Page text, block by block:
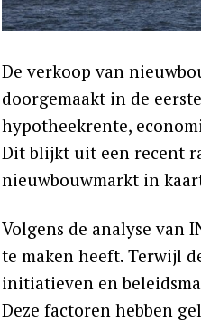
De verkoop van
doorgemaakt in de
hypotheekrente,
Dit blijkt uit een recent
nieuwbouwmarkt in
Volgens de analyse van
te maken heeft. Terwijl
initiatieven en
Deze factoren hebben